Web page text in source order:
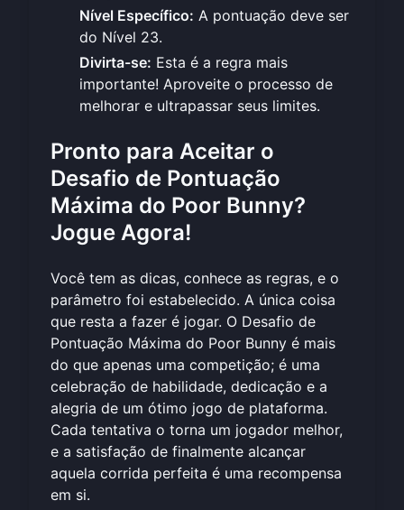
Nível Específico: A pontuação deve ser
do Nível 23.
Divirta-se: Esta é a regra mais
importante! Aproveite o processo de
melhorar e ultrapassar seus limites.
Pronto para Aceitar o
Desafio de Pontuação
Máxima do Poor Bunny?
Jogue Agora!
Você tem as dicas, conhece as regras, e o
parâmetro foi estabelecido. A única coisa
que resta a fazer é jogar. O Desafio de
Pontuação Máxima do Poor Bunny é mais
do que apenas uma competição; é uma
celebração de habilidade, dedicação e a
alegria de um ótimo jogo de plataforma.
Cada tentativa o torna um jogador melhor,
e a satisfação de finalmente alcançar
aquela corrida perfeita é uma recompensa
em si.